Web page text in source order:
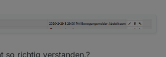
(jeweils den richtigen Datenpuntkt
*Open Detectors*/;
so richtig verstanden.?